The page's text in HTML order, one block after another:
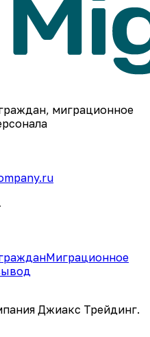
миграционное
Миграционное
Джиакс Трейдинг.